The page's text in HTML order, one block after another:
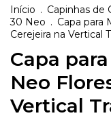
Início . Capinhas de
30 Neo . Capa para
Cerejeira na Vertical
Capa
Neo
Vertical